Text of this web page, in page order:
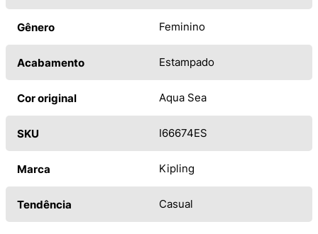
Gênero Feminino
Acabamento Estampado
Cor original Aqua Sea
SKU I66674ES
Marca Kipling
Tendência Casual